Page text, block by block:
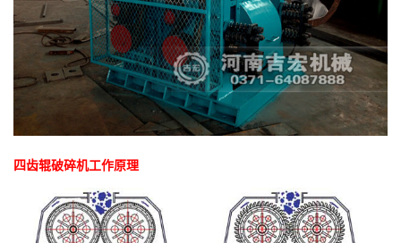
四齿辊破碎机工作原理